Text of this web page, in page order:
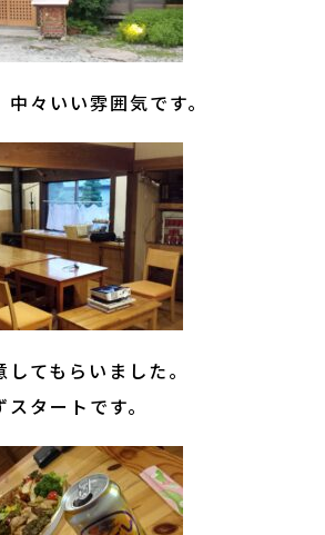
々いい雰囲気です。
てもらいました。
タートです。